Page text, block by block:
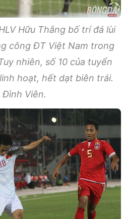
Hữu Thắng bố trí đá lùi
công ĐT Việt Nam trong
nhiên, số 10 của tuyển
hoạt, hết dạt biên trái.
Đình Viên.